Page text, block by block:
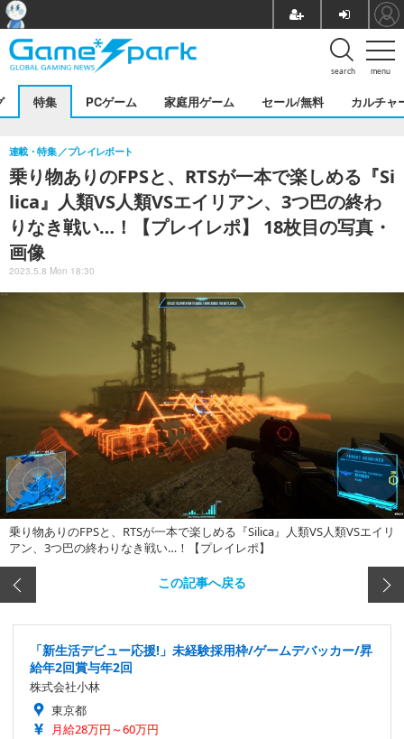
menu
search
特集 PCゲーム 家庭用ゲーム セール/無料 カルチャ
乗り物ありのFPSと、RTSが一本で楽しめる『Si
lica』人類VS人類VSエイリアン、3つ巴の終わ
りなき戦い…！【プレイレポ】 18枚目の写真・
画像
連載・特集 プレイレポート
2023.5.8 Mon 18:30
乗り物ありのFPSと、RTSが一本で楽しめる『Silica』人類VS人類VSエイリ
アン、3つ巴の終わりなき戦い…！【プレイレポ】
この記事へ戻る
「新生活デビュー応援!」未経験採用枠/ゲームデバッカー/昇
給年2回賞与年2回
株式会社小林
東京都
月給28万円～60万円